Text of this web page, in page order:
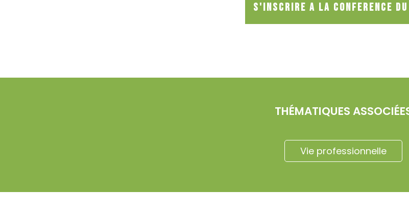
S'INSCRIRE A LA CONFERENCE
THÉMATIQUES
Vie professionnelle